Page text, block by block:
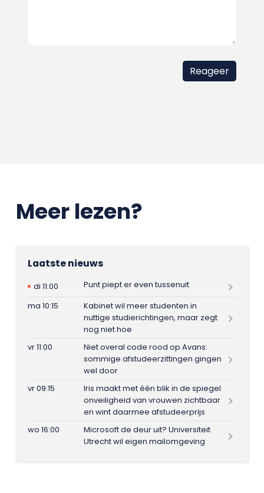
Meer lezen?
Laatste nieuws
di 11:00
Punt piept er even tussenuit
ma 10:15
Kabinet wil meer studenten in
nuttige studierichtingen, maar zegt
nog niet hoe
vr 11:00
Niet overal code rood op Avans:
sommige afstudeerzittingen gingen
wel door
vr 09:15
Iris maakt met één blik in de spiegel
onveiligheid van vrouwen zichtbaar
en wint daarmee afstudeerprijs
wo 16:00
Microsoft de deur uit? Universiteit
Utrecht wil eigen mailomgeving